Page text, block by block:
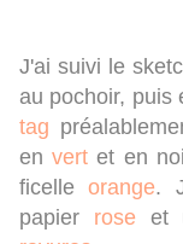
J'ai suivi le
au pochoir, puis
tag
envert et en
ficelleorange.
papier roseet